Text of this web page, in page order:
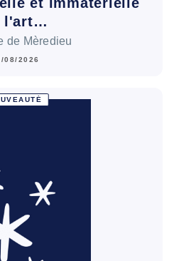
l'art…
de Mèredieu
08/2026